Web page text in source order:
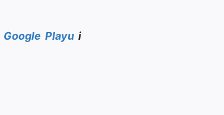
Google Playui